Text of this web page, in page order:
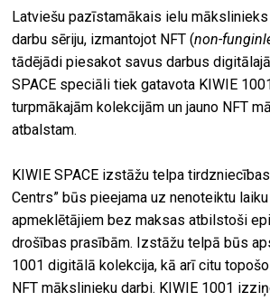
Latviešu pazīstamākais ielu mākslinieks
darbu sēriju, izmantojot NFT (non-
tādējādi piesakot savus darbus
SPACE speciāli tiek gatavota KIWIE
turpmākajām kolekcijām un jauno NFT
atbalstam.
KIWIE SPACE izstāžu telpa
Centrs” būs pieejama uz nenoteiktu
apmeklētājiem bez maksas atbilstoši
drošības prasībām. Izstāžu telpā būs
1001 digitālā kolekcija, kā arī citu
NFT mākslinieku darbi. KIWIE 1001